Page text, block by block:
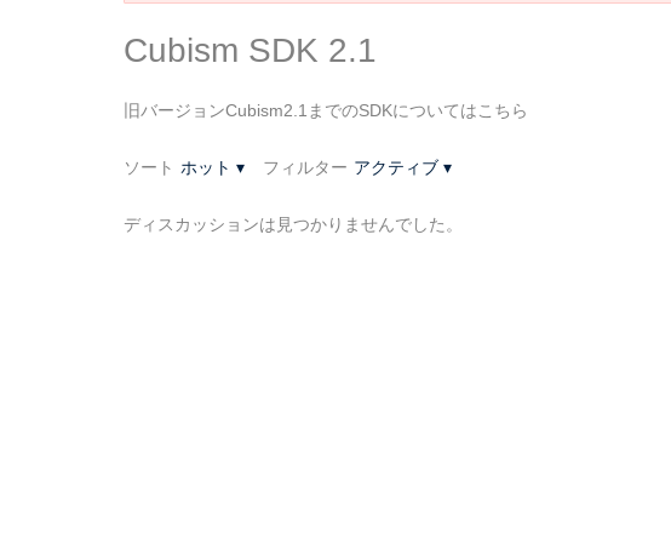
Cubism SDK 2.1
旧バージョンCubism2.1までのSDKについてはこちら
ソート ホット ▾ フィルター アクティブ ▾
ディスカッションは見つかりませんでした。